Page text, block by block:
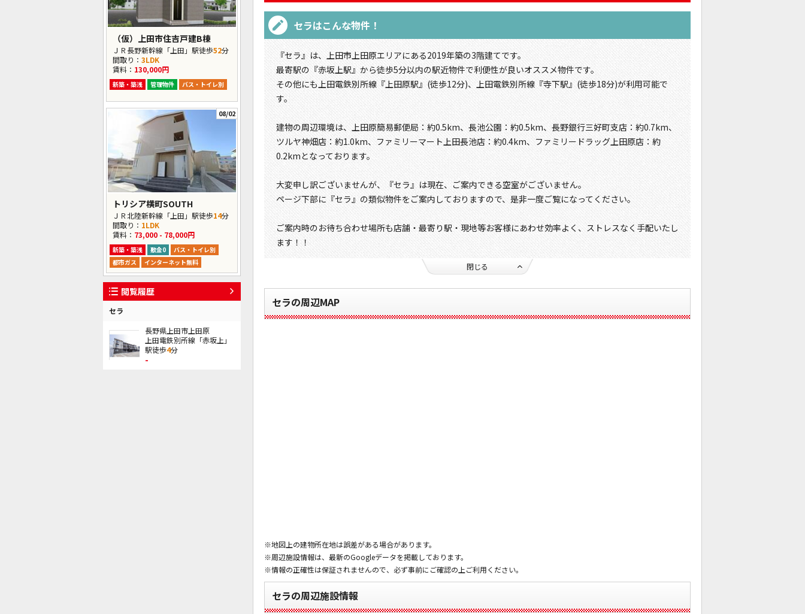
（仮）上田市住吉戸建B棟
ＪＲ長野新幹線「上田」駅徒歩52分
間取り： 3LDK
賃料： 130,000円
新築・築浅 管理物件 バス・トイレ別
08/02
トリシア横町SOUTH
ＪＲ北陸新幹線「上田」駅徒歩14分
間取り： 1LDK
賃料： 73,000 - 78,000円
新築・築浅 敷金0
バス・トイレ別
都市ガス
インターネット無料
閲覧履歴
セラ
長野県上田市上田原
上田電鉄別所線「赤坂上」
駅徒歩4分
-
セラはこんな物件！
『セラ』は、上田市上田原エリアにある2019年築の3階建てです。
最寄駅の『赤坂上駅』から徒歩5分以内の駅近物件で利便性が良いオススメ物件です。
その他にも上田電鉄別所線『上田原駅』(徒歩12分)、上田電鉄別所線『寺下駅』(徒歩18分)が利用可能で
す。
建物の周辺環境は、上田原簡易郵便局：約0.5km、長池公園：約0.5km、長野銀行三好町支店：約0.7km、
ツルヤ神畑店：約1.0km、ファミリーマート上田長池店：約0.4km、ファミリードラッグ上田原店：約
0.2kmとなっております。
大変申し訳ございませんが、『セラ』は現在、ご案内できる空室がございません。
ページ下部に『セラ』の類似物件をご案内しておりますので、是非一度ご覧になってください。
ご案内時のお待ち合わせ場所も店舗・最寄り駅・現地等お客様にあわせ効率よく、ストレスなく手配いたし
ます！！
閉じる
セラの周辺MAP
※地図上の建物所在地は誤差がある場合があります。
※周辺施設情報は、最新のGoogleデータを掲載しております。
※情報の正確性は保証されませんので、必ず事前にご確認の上ご利用ください。
セラの周辺施設情報